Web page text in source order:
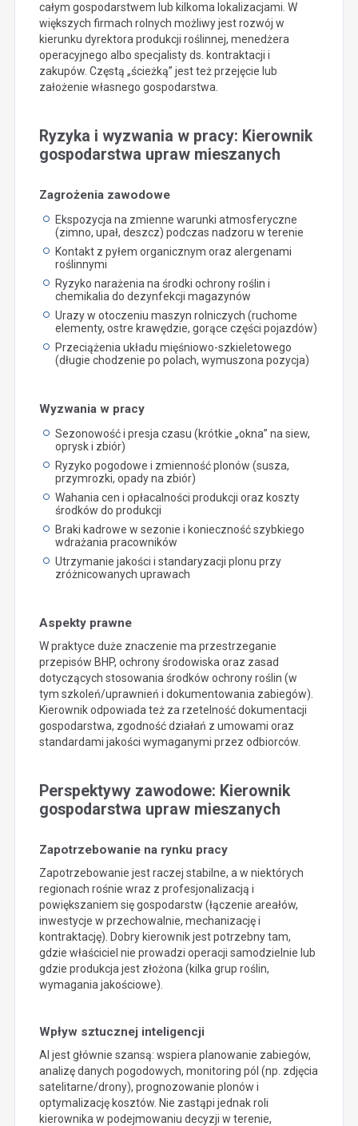
całym gospodarstwem lub kilkoma lokalizacjami. W
większych firmach rolnych możliwy jest rozwój w
kierunku dyrektora produkcji roślinnej, menedżera
operacyjnego albo specjalisty ds. kontraktacji i
zakupów. Częstą „ścieżką” jest też przejęcie lub
założenie własnego gospodarstwa.
Ryzyka i wyzwania w pracy: Kierownik
gospodarstwa upraw mieszanych
Zagrożenia zawodowe
Ekspozycja na zmienne warunki atmosferyczne
(zimno, upał, deszcz) podczas nadzoru w terenie
Kontakt z pyłem organicznym oraz alergenami
roślinnymi
Ryzyko narażenia na środki ochrony roślin i
chemikalia do dezynfekcji magazynów
Urazy w otoczeniu maszyn rolniczych (ruchome
elementy, ostre krawędzie, gorące części pojazdów)
Przeciążenia układu mięśniowo-szkieletowego
(długie chodzenie po polach, wymuszona pozycja)
Wyzwania w pracy
Sezonowość i presja czasu (krótkie „okna” na siew,
oprysk i zbiór)
Ryzyko pogodowe i zmienność plonów (susza,
przymrozki, opady na zbiór)
Wahania cen i opłacalności produkcji oraz koszty
środków do produkcji
Braki kadrowe w sezonie i konieczność szybkiego
wdrażania pracowników
Utrzymanie jakości i standaryzacji plonu przy
zróżnicowanych uprawach
Aspekty prawne
W praktyce duże znaczenie ma przestrzeganie
przepisów BHP, ochrony środowiska oraz zasad
dotyczących stosowania środków ochrony roślin (w
tym szkoleń/uprawnień i dokumentowania zabiegów).
Kierownik odpowiada też za rzetelność dokumentacji
gospodarstwa, zgodność działań z umowami oraz
standardami jakości wymaganymi przez odbiorców.
Perspektywy zawodowe: Kierownik
gospodarstwa upraw mieszanych
Zapotrzebowanie na rynku pracy
Zapotrzebowanie jest raczej stabilne, a w niektórych
regionach rośnie wraz z profesjonalizacją i
powiększaniem się gospodarstw (łączenie areałów,
inwestycje w przechowalnie, mechanizację i
kontraktację). Dobry kierownik jest potrzebny tam,
gdzie właściciel nie prowadzi operacji samodzielnie lub
gdzie produkcja jest złożona (kilka grup roślin,
wymagania jakościowe).
Wpływ sztucznej inteligencji
AI jest głównie szansą: wspiera planowanie zabiegów,
analizę danych pogodowych, monitoring pól (np. zdjęcia
satelitarne/drony), prognozowanie plonów i
optymalizację kosztów. Nie zastąpi jednak roli
kierownika w podejmowaniu decyzji w terenie,